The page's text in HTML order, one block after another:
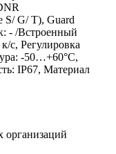
G/ T), Guard
- /Встроенный
с, Регулировка
-50…+60°C,
IP67, Материал
организаций